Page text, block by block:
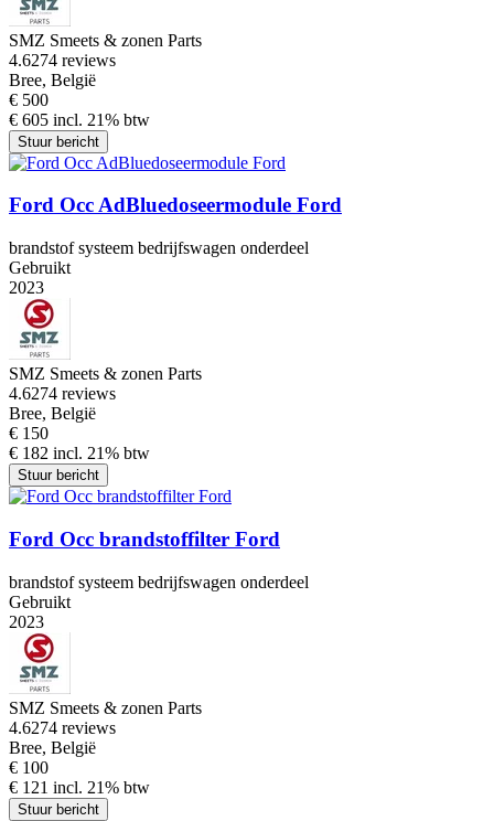
SMZ Smeets & zonen Parts
4.6274 reviews
Bree, België
€ 500
€ 605 incl. 21% btw
Stuur bericht
Ford Occ AdBluedoseermodule Ford
brandstof systeem bedrijfswagen onderdeel
Gebruikt
2023
SMZ Smeets & zonen Parts
4.6274 reviews
Bree, België
€ 150
€ 182 incl. 21% btw
Stuur bericht
Ford Occ brandstoffilter Ford
brandstof systeem bedrijfswagen onderdeel
Gebruikt
2023
SMZ Smeets & zonen Parts
4.6274 reviews
Bree, België
€ 100
€ 121 incl. 21% btw
Stuur bericht